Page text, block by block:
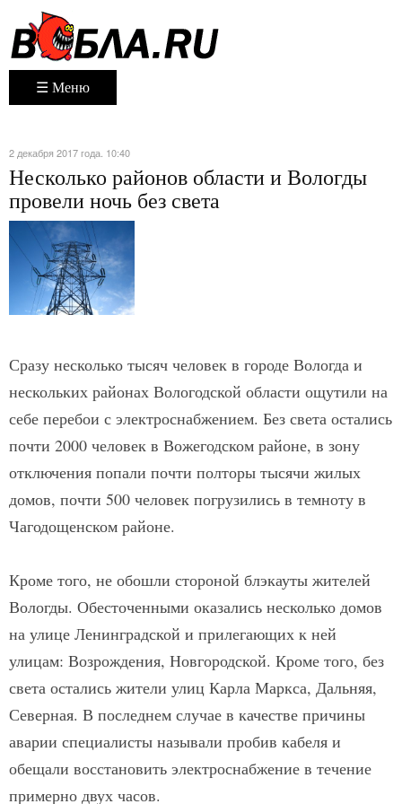
☰ Меню
2 декабря 2017 года. 10:40
Несколько районов области и Вологды
провели ночь без света
Сразу несколько тысяч человек в городе Вологда и
нескольких районах Вологодской области ощутили на
себе перебои с электроснабжением. Без света остались
почти 2000 человек в Вожегодском районе, в зону
отключения попали почти полторы тысячи жилых
домов, почти 500 человек погрузились в темноту в
Чагодощенском районе.
Кроме того, не обошли стороной блэкауты жителей
Вологды. Обесточенными оказались несколько домов
на улице Ленинградской и прилегающих к ней
улицам: Возрождения, Новгородской. Кроме того, без
света остались жители улиц Карла Маркса, Дальняя,
Северная. В последнем случае в качестве причины
аварии специалисты называли пробив кабеля и
обещали восстановить электроснабжение в течение
примерно двух часов.